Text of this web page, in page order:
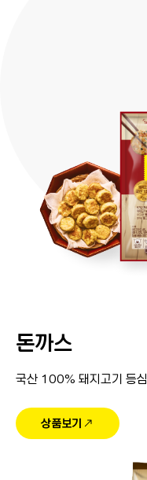
돈까스
국산 100% 돼지고기 등심
상품보기